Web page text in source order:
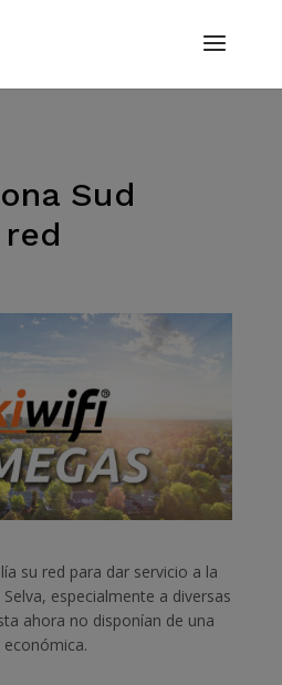
Sud
su red para dar servicio a la
especialmente a diversas
ahora no disponían de una